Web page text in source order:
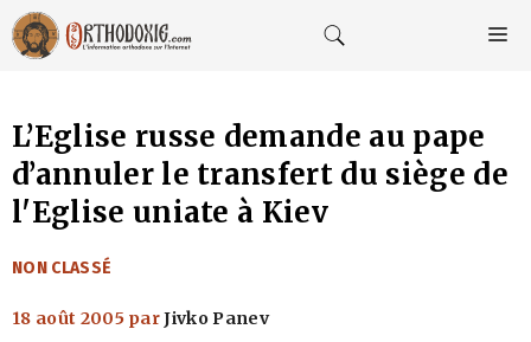
Aller
au
contenu
L’Eglise russe demande au pape
d’annuler le transfert du siège de
l'Eglise uniate à Kiev
CATÉGORIES
NON CLASSÉ
18 août 2005 parJivko Panev